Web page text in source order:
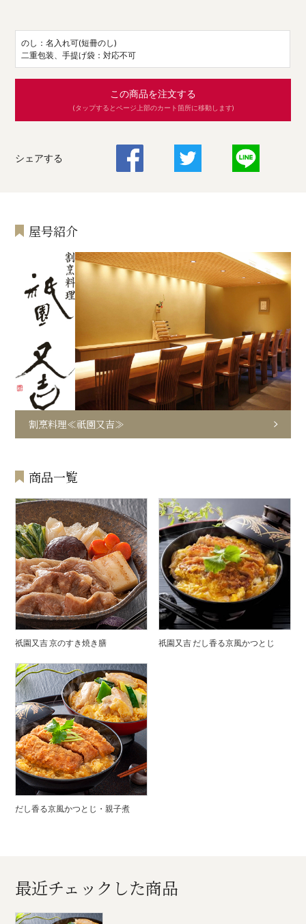
のし：名入れ可(短冊のし)
二重包装、手提げ袋：対応不可
この商品を注文する
(タップするとページ上部のカート箇所に移動します)
シェアする
屋号紹介
割烹料理≪祇園又吉≫
商品一覧
祇園又吉 京のすき焼き膳 祇園又吉 だし香る京風かつとじ
だし香る京風かつとじ・親子煮
最近チェックした商品